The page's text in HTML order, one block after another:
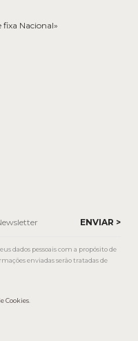
fixa Nacional»
dados pessoais com a propósito de
enviadas serão tratadas de
Cookies